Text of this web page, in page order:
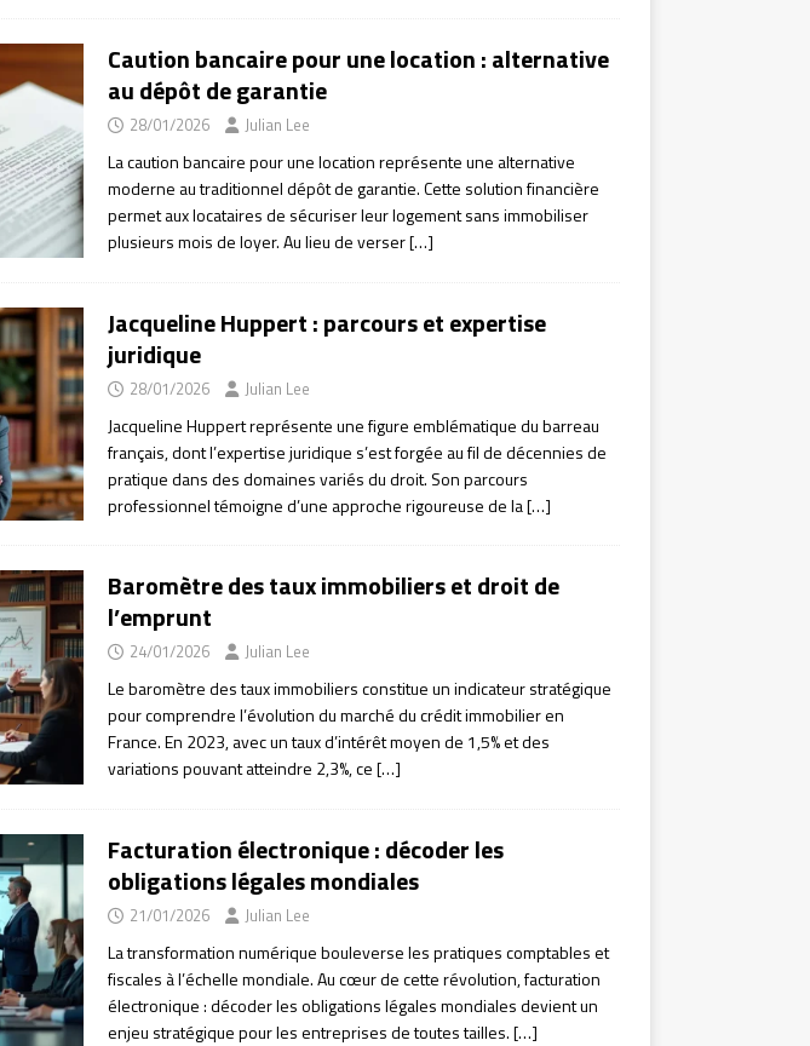
Caution bancaire pour une location : alternative
au dépôt de garantie
28/01/2026 Julian Lee
La caution bancaire pour une location représente une alternative
moderne au traditionnel dépôt de garantie. Cette solution financière
permet aux locataires de sécuriser leur logement sans immobiliser
plusieurs mois de loyer. Au lieu de verser[…]
Jacqueline Huppert : parcours et expertise
juridique
28/01/2026 Julian Lee
Jacqueline Huppert représente une figure emblématique du barreau
français, dont l’expertise juridique s’est forgée au fil de décennies de
pratique dans des domaines variés du droit. Son parcours
professionnel témoigne d’une approche rigoureuse de la[…]
Baromètre des taux immobiliers et droit de
l’emprunt
24/01/2026 Julian Lee
Le baromètre des taux immobiliers constitue un indicateur stratégique
pour comprendre l’évolution du marché du crédit immobilier en
France. En 2023, avec un taux d’intérêt moyen de 1,5% et des
variations pouvant atteindre 2,3%, ce[…]
Facturation électronique : décoder les
obligations légales mondiales
21/01/2026 Julian Lee
La transformation numérique bouleverse les pratiques comptables et
fiscales à l’échelle mondiale. Au cœur de cette révolution, facturation
électronique : décoder les obligations légales mondiales devient un
enjeu stratégique pour les entreprises de toutes tailles.[…]